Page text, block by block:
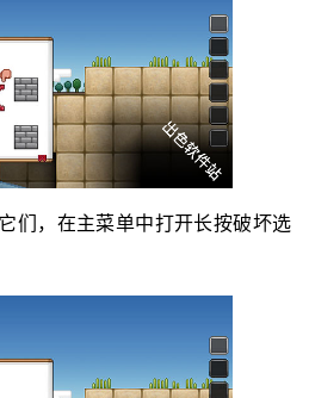
们，在主菜单中打开长按破坏选